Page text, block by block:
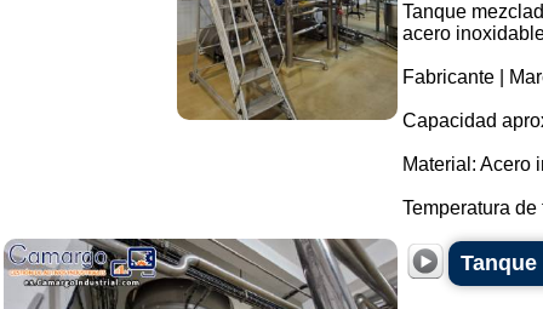
Tanque
acero
Fabricante |
Capacidad
Material: Acero
Temperatura